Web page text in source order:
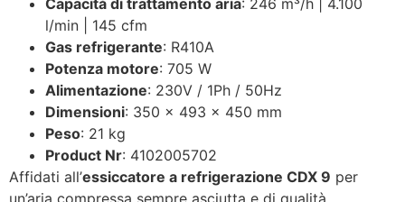
Capacità di trattamento aria: 246 m³/h | 4.100
l/min | 145 cfm
Gas refrigerante: R410A
Potenza motore: 705 W
Alimentazione: 230V / 1Ph / 50Hz
Dimensioni: 350 x 493 x 450 mm
Peso: 21 kg
Product Nr: 4102005702
Affidati all’essiccatore a refrigerazione CDX 9 per